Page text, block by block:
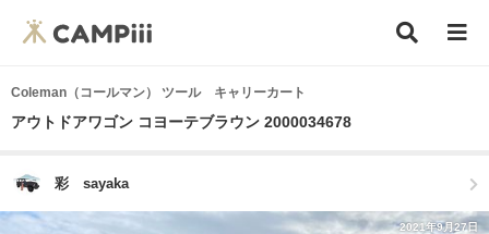
Coleman（コールマン） ツール キャリーカート
アウトドアワゴン コヨーテブラウン 2000034678
彩 sayaka
2021年9月27日